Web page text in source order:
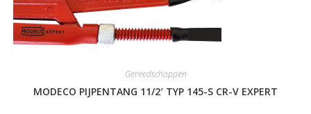
Gereedschappen
MODECO PIJPENTANG 11/2′ TYP 145-S CR-V EXPERT